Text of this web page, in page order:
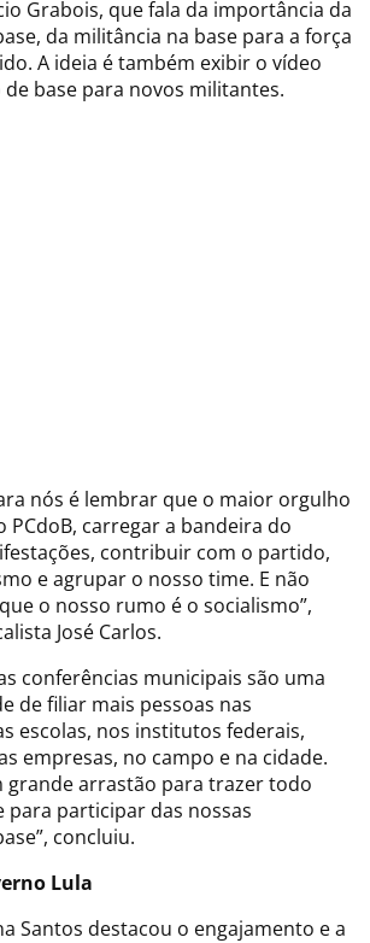
Grabois, que fala da importância da
da militância na base para a força
A ideia é também exibir o vídeo
base para novos militantes.
nós é lembrar que o maior orgulho
PCdoB, carregar a bandeira do
contribuir com o partido,
e agrupar o nosso time. E não
o nosso rumo é o socialismo”,
José Carlos.
conferências municipais são uma
de filiar mais pessoas nas
escolas, nos institutos federais,
empresas, no campo e na cidade.
grande arrastão para trazer todo
participar das nossas
concluiu.
Lula
Santos destacou o engajamento e a